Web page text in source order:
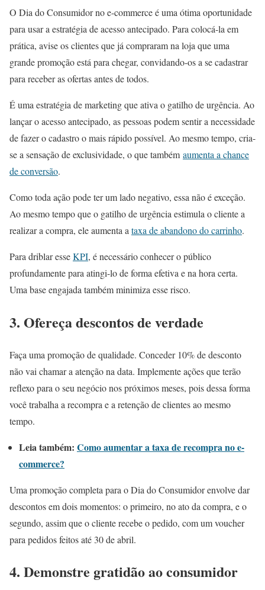
O Dia do Consumidor no e-commerce é uma ótima oportunidade
para usar a estratégia de acesso antecipado. Para colocá-la em
prática, avise os clientes que já compraram na loja que uma
grande promoção está para chegar, convidando-os a se cadastrar
para receber as ofertas antes de todos.
É uma estratégia de marketing que ativa o gatilho de urgência. Ao
lançar o acesso antecipado, as pessoas podem sentir a necessidade
de fazer o cadastro o mais rápido possível. Ao mesmo tempo, cria-
se a sensação de exclusividade, o que também aumenta a chance
de conversão.
Como toda ação pode ter um lado negativo, essa não é exceção.
Ao mesmo tempo que o gatilho de urgência estimula o cliente a
realizar a compra, ele aumenta a taxa de abandono do carrinho.
Para driblar esseKPI, é necessário conhecer o público
profundamente para atingi-lo de forma efetiva e na hora certa.
Uma base engajada também minimiza esse risco.
3. Ofereça descontos de verdade
Faça uma promoção de qualidade. Conceder 10% de desconto
não vai chamar a atenção na data. Implemente ações que terão
reflexo para o seu negócio nos próximos meses, pois dessa forma
você trabalha a recompra e a retenção de clientes ao mesmo
tempo.
Leia também: Como aumentar a taxa de recompra no e-
commerce?
Uma promoção completa para o Dia do Consumidor envolve dar
descontos em dois momentos: o primeiro, no ato da compra, e o
segundo, assim que o cliente recebe o pedido, com um voucher
para pedidos feitos até 30 de abril.
4. Demonstre gratidão ao consumidor